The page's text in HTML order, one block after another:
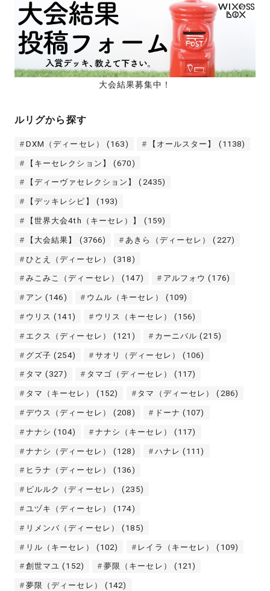
大会結果募集中！
ルリグから探す
DXM（ディーセレ） (163) 【オールスター】 (1138)
【キーセレクション】 (670)
【ディーヴァセレクション】 (2435)
【デッキレシピ】 (193)
【世界大会4th（キーセレ）】 (159)
【大会結果】 (3766) あきら（ディーセレ） (227)
ひとえ（ディーセレ） (318)
みこみこ（ディーセレ） (147) アルフォウ (176)
アン (146) ウムル（キーセレ） (109)
ウリス (141) ウリス（キーセレ） (156)
エクス（ディーセレ） (121) カーニバル (215)
グズ子 (254) サオリ（ディーセレ） (106)
タマ (327) タマゴ（ディーセレ） (117)
タマ（キーセレ） (152) タマ（ディーセレ） (286)
デウス（ディーセレ） (208) ドーナ (107)
ナナシ (104) ナナシ（キーセレ） (117)
ナナシ（ディーセレ） (128) ハナレ (111)
ヒラナ（ディーセレ） (136)
ピルルク（ディーセレ） (235)
ユヅキ（ディーセレ） (174)
リメンバ（ディーセレ） (185)
リル（キーセレ） (102) レイラ（キーセレ） (109)
創世マユ (152) 夢限（キーセレ） (121)
夢限（ディーセレ） (142)